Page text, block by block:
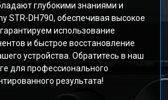
глубокими знаниями и
STR-DH790, обеспечивая высокое
использование
и быстрое восстановление
устройства. Обратитесь в наш
для профессионального
результата!